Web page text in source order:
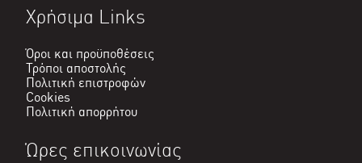
Χρήσιμα Links
Όροι και προϋποθέσεις
Τρόποι αποστολής
Πολιτική επιστροφών
Cookies
Πολιτική απορρήτου
Ώρες επικοινωνίας